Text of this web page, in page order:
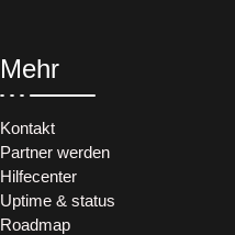
Mehr
Kontakt
Partner werden
Hilfecenter
Uptime & status
Roadmap